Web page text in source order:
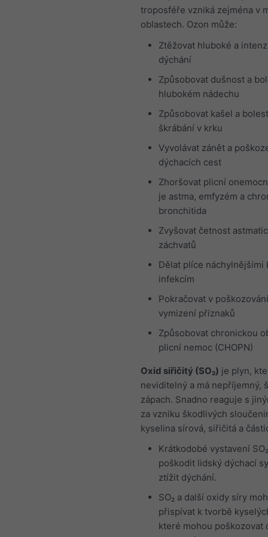
troposféře vzniká zejména v
oblastech. Ozon může:
Ztěžovat hluboké a
dýchání
Způsobovat dušnost a
hlubokém nádechu
Způsobovat kašel a
škrábání v krku
Vyvolávat zánět a
dýchacích cest
Zhoršovat plicní
je astma, emfyzém a
bronchitida
Zvyšovat četnost
záchvatů
Dělat plíce náchylnějšími
infekcím
Pokračovat v
vymizení příznaků
Způsobovat chronickou
plicní nemoc (CHOPN)
Oxid siřičitý (SO₂) je plyn,
neviditelný a má nepříjemný,
zápach. Snadno reaguje s
za vzniku škodlivých
kyselina sírová, siřičitá a
Krátkodobé vystavení
poškodit lidský dýchací
ztížit dýchání.
SO₂ a další oxidy síry
přispívat k tvorbě
které mohou poškozovat